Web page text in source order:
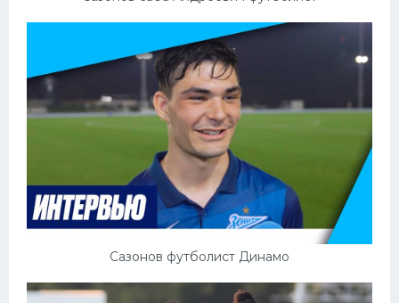
Сазонов футболист Динамо